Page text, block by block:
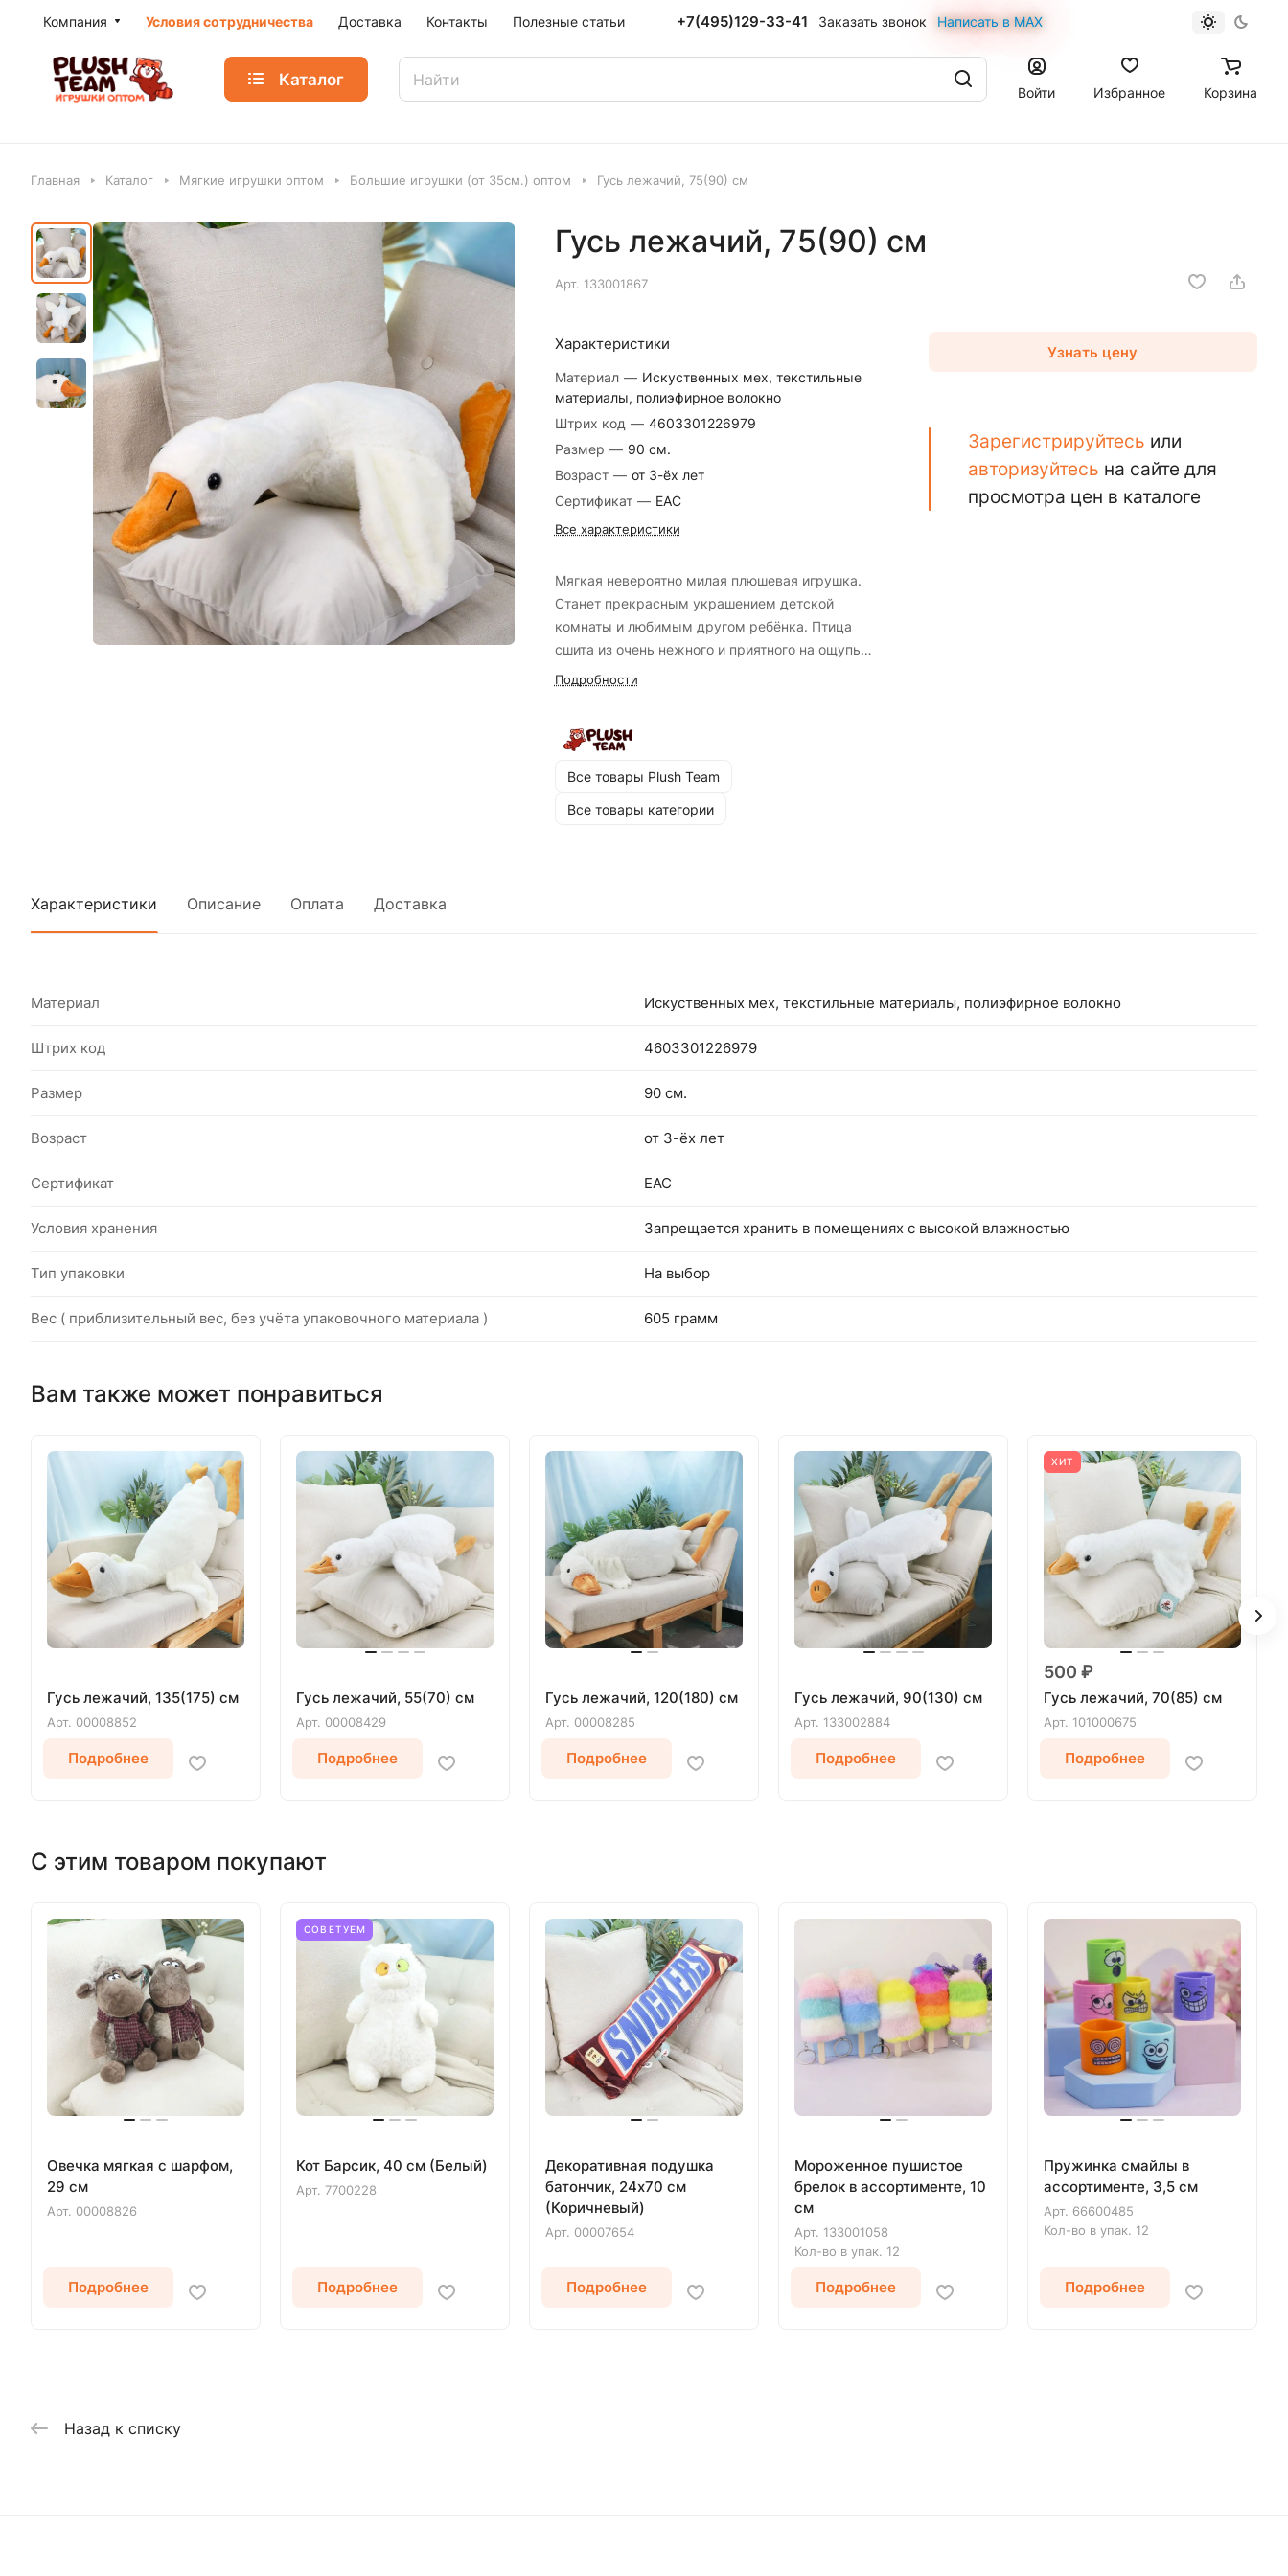
Компания Условия сотрудничества Доставка Контакты Полезные статьи +7(495)129-33-41 Заказать звонок Написать в MAX
Каталог
Войти Избранное Корзина
Главная Каталог Мягкие игрушки оптом Большие игрушки (от 35см.) оптом Гусь лежачий, 75(90) см
Гусь лежачий, 75(90) см
Арт. 133001867
Характеристики
Материал — Искуственных мех, текстильные
материалы, полиэфирное волокно
Штрих код — 4603301226979
Размер — 90 см.
Возраст — от 3-ёх лет
Сертификат — EAC
Все характеристики
Мягкая невероятно милая плюшевая игрушка.
Станет прекрасным украшением детской
комнаты и любимым другом ребёнка. Птица
сшита из очень нежного и приятного на ощупь
велюра. С гусиком приятно спать в обнимку, а
Подробности
Все товары Plush Team
Все товары категории
Узнать цену
Зарегистрируйтесь или
авторизуйтесь на сайте для
просмотра цен в каталоге
Характеристики Описание Оплата Доставка
Материал Искуственных мех, текстильные материалы, полиэфирное волокно
Штрих код 4603301226979
Размер 90 см.
Возраст от 3-ёх лет
Сертификат EAC
Условия хранения Запрещается хранить в помещениях с высокой влажностью
Тип упаковки На выбор
Вес ( приблизительный вес, без учёта упаковочного материала ) 605 грамм
Вам также может понравиться
Гусь лежачий, 135(175) см
Арт. 00008852
Подробнее
Гусь лежачий, 55(70) см
Арт. 00008429
Подробнее
Гусь лежачий, 120(180) см
Арт. 00008285
Подробнее
Гусь лежачий, 90(130) см
Арт. 133002884
Подробнее
ХИТ
500 ₽
Гусь лежачий, 70(85) см
Арт. 101000675
Подробнее
С этим товаром покупают
Овечка мягкая с шарфом,
29 см
Арт. 00008826
Подробнее
СОВЕТУЕМ
Кот Барсик, 40 см (Белый)
Арт. 7700228
Подробнее
Декоративная подушка
батончик, 24х70 см
(Коричневый)
Арт. 00007654
Подробнее
Мороженное пушистое
брелок в ассортименте, 10
см
Арт. 133001058
Кол-во в упак. 12
Подробнее
Пружинка смайлы в
ассортименте, 3,5 см
Арт. 66600485
Кол-во в упак. 12
Подробнее
Назад к списку